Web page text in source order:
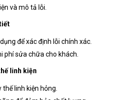
và mô tả lỗi.
để xác định lỗi chính xác.
phí sửa chữa cho khách.
linh kiện
thế linh kiện hỏng.